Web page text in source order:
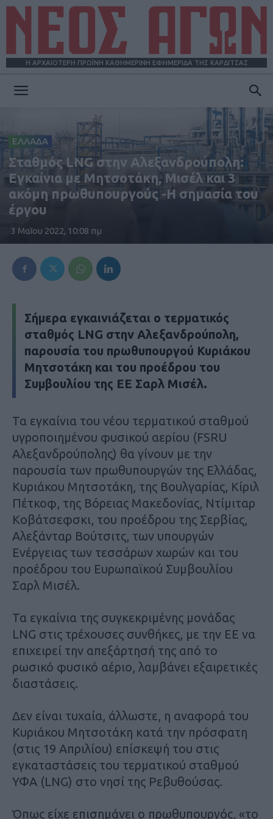
Η ΑΡΧΑΙΟΤΕΡΗ ΠΡΩΪΝΗ ΚΑΘΗΜΕΡΙΝΗ ΕΦΗΜΕΡΙΔΑ ΤΗΣ ΚΑΡΔΙΤΣΑΣ
ΑΓΩΝ
ΕΛΛΑΔΑ
Σταθμός LNG στην Αλεξανδρούπολη:
Εγκαίνια με Μητσοτάκη, Μισέλ και 3
ακόμη πρωθυπουργούς -Η σημασία του
έργου
3 Μαΐου 2022, 10:08 πμ
Σήμερα εγκαινιάζεται ο τερματικός
σταθμός LNG στην Αλεξανδρούπολη,
παρουσία του πρωθυπουργού Κυριάκου
Μητσοτάκη και του προέδρου του
Συμβουλίου της ΕΕ Σαρλ Μισέλ.
Τα εγκαίνια του νέου τερματικού σταθμού
υγροποιημένου φυσικού αερίου (FSRU
Αλεξανδρούπολης) θα γίνουν με την
παρουσία των πρωθυπουργών της Ελλάδας,
Κυριάκου Μητσοτάκη, της Βουλγαρίας, Κίριλ
Πέτκοφ, της Βόρειας Μακεδονίας, Ντίμιταρ
Κοβάτσεφσκι, του προέδρου της Σερβίας,
Αλεξάνταρ Βούτσιτς, των υπουργών
Ενέργειας των τεσσάρων χωρών και του
προέδρου του Ευρωπαϊκού Συμβουλίου
Σαρλ Μισέλ.
Τα εγκαίνια της συγκεκριμένης μονάδας
LNG στις τρέχουσες συνθήκες, με την ΕΕ να
επιχειρεί την απεξάρτησή της από το
ρωσικό φυσικό αέριο, λαμβάνει εξαιρετικές
διαστάσεις.
Δεν είναι τυχαία, άλλωστε, η αναφορά του
Κυριάκου Μητσοτάκη κατά την πρόσφατη
(στις 19 Απριλίου) επίσκεψή του στις
εγκαταστάσεις του τερματικού σταθμού
ΥΦΑ (LNG) στο νησί της Ρεβυθούσας.
Όπως είχε επισημάνει ο πρωθυπουργός, «το